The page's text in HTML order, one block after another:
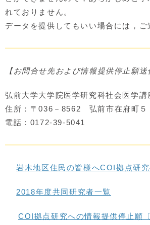
れておりません。
データを提供してもいい場合には，ご
【お問合せ先および情報提供停止願送
弘前大学大学院医学研究科社会医
住所：〒036－8562 弘前市在府町５
電話：0172-39-5041
岩木地区住民の皆様へCOI拠点研
2018年度共同研究者一覧
COI拠点研究への情報提供停止願